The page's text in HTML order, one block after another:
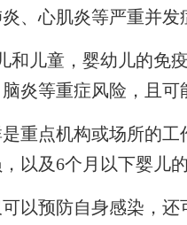
、心肌炎等严重并
儿童，婴幼儿的免
炎等重症风险，且
点机构或场所的工
以及6个月以下婴儿
以预防自身感染，